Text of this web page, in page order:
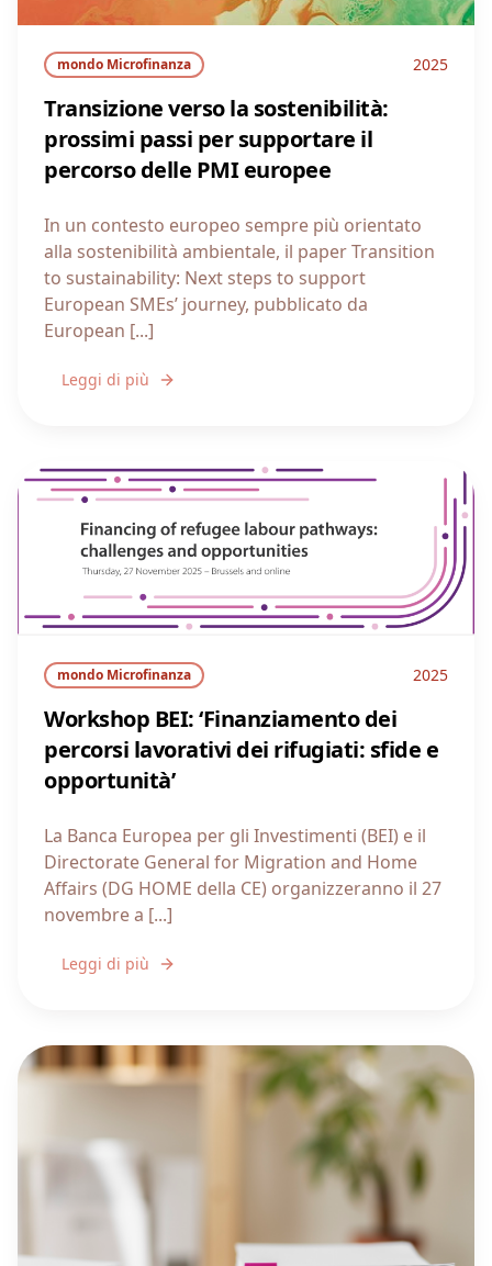
mondo Microfinanza 2025
Transizione verso la sostenibilità:
prossimi passi per supportare il
percorso delle PMI europee
In un contesto europeo sempre più orientato
alla sostenibilità ambientale, il paper Transition
to sustainability: Next steps to support
European SMEs’ journey, pubblicato da
European [...]
Leggi di più
mondo Microfinanza 2025
Workshop BEI: ‘Finanziamento dei
percorsi lavorativi dei rifugiati: sfide e
opportunità’
La Banca Europea per gli Investimenti (BEI) e il
Directorate General for Migration and Home
Affairs (DG HOME della CE) organizzeranno il 27
novembre a [...]
Leggi di più